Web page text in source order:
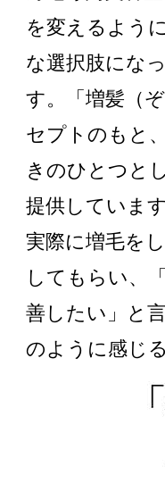
を変えるよう
な選択肢にな
す。「増髪（
セプトのもと
きのひとつと
提供しています
実際に増毛を
してもらい、
善したい」と
のように感じ